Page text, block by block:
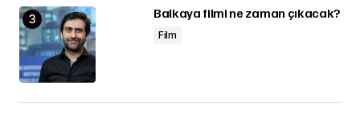
Balkaya filmi ne zaman çıkacak?
Film